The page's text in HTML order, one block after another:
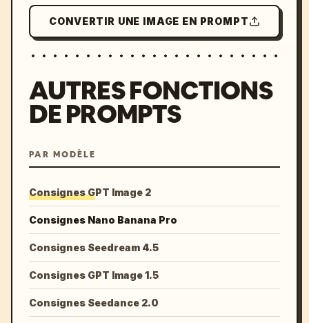
CONVERTIR UNE IMAGE EN PROMPT
AUTRES FONCTIONS
DE PROMPTS
PAR MODÈLE
Consignes GPT Image 2
Consignes Nano Banana Pro
Consignes Seedream 4.5
Consignes GPT Image 1.5
Consignes Seedance 2.0